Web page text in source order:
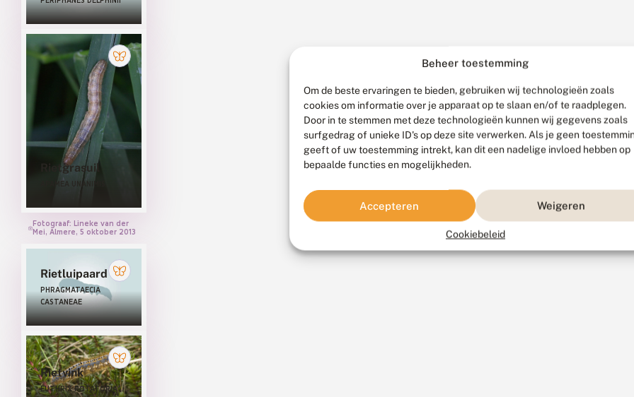
Beheer toestemming
Om de beste ervaringen te bieden, gebruiken wij technologieën zoals
cookies om informatie over je apparaat op te slaan en/of te raadplegen.
Door in te stemmen met deze technologieën kunnen wij gegevens zoals
surfgedrag of unieke ID's op deze site verwerken. Als je geen
geeft of uw toestemming intrekt, kan dit een nadelige invloed hebben op
bepaalde functies en mogelijkheden.
Accepteren Weigeren
Cookiebeleid
Rietgrasuil
APAMEA UNANIMIS
Fotograaf: Lineke van der
Mei, Almere, 5 oktober 2013
Rietluipaard
PHRAGMATAECIA
CASTANEAE
Rietvink
EUTHRIX POTATORIA